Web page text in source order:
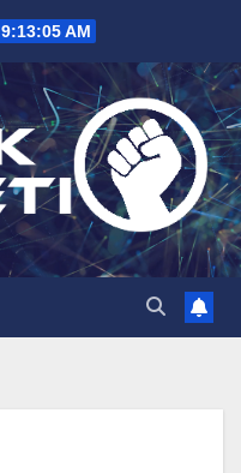
9:13:06 AM